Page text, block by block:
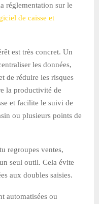
réglementation sur le
de caisse et
est très concret. Un
les données,
de réduire les risques
la productivité de
et facilite le suivi de
ou plusieurs points de
tu regroupes ventes,
seul outil. Cela évite
aux doubles saisies.
automatisées ou